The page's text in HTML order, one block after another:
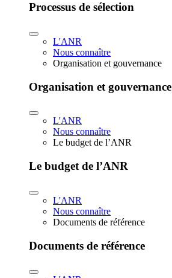
Processus de sélection
L'ANR
Nous connaître
Organisation et gouvernance
Organisation et gouvernance
L'ANR
Nous connaître
Le budget de l’ANR
Le budget de l’ANR
L'ANR
Nous connaître
Documents de référence
Documents de référence